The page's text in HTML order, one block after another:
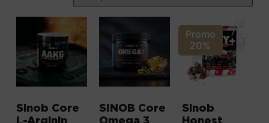
Sinob Core
L-Arginin
SINOB Core
Omega 3
Promo
20%
Sinob
Honest